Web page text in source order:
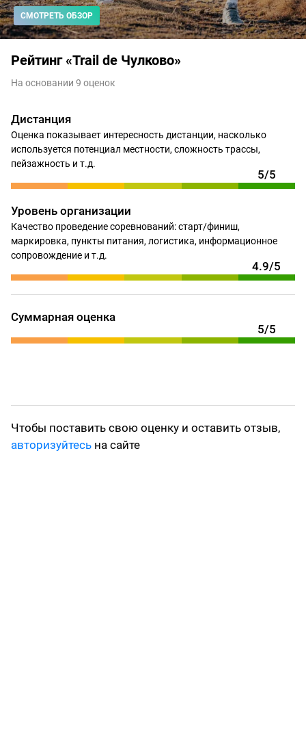
СМОТРЕТЬ ОБЗОР
Рейтинг «Trail de Чулково»
На основании 9 оценок
Дистанция
Оценка показывает интересность дистанции, насколько
используется потенциал местности, сложность трассы,
пейзажность и т.д.
5/5
Уровень организации
Качество проведение соревнований: старт/финиш,
маркировка, пункты питания, логистика, информационное
сопровождение и т.д.
4.9/5
Суммарная оценка
5/5
Чтобы поставить свою оценку и оставить отзыв,
авторизуйтесь на сайте